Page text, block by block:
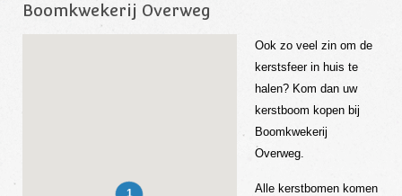
Boomkwekerij Overweg
Ook zo veel zin om de
kerstsfeer in huis te
halen? Kom dan uw
kerstboom kopen bij
Boomkwekerij
Overweg.
Alle kerstbomen komen